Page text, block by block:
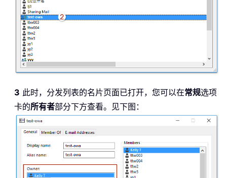
3 此时，分发列表的名片页面已打开，您可以在常规选项
卡的所有者部分下方查看。见下图：